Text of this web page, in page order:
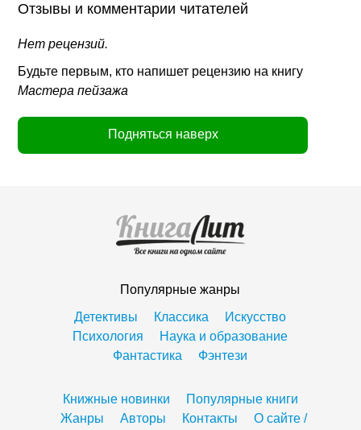
Отзывы и комментарии читателей
Нет рецензий.
Будьте первым, кто напишет рецензию на книгу
Мастера пейзажа
Подняться наверх
Популярные жанры
Детективы
Классика
Искусство
Психология
Наука и образование
Фантастика
Фэнтези
Книжные новинки
Популярные книги
Жанры
Авторы Контакты О сайте /